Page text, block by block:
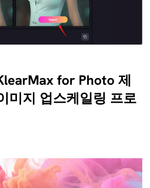
for Photo 제
미지 업스케일링 프로